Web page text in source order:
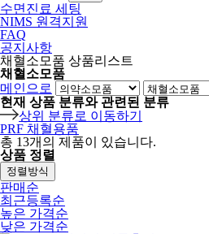
수면진료 세팅
NIMS 원격지원
FAQ
공지사항
채혈소모품 상품리스트
채혈소모품
메인으로
현재 상품 분류와 관련된 분류
상위 분류로 이동하기
PRF 채혈용품
총 13개의 제품이 있습니다.
상품 정렬
정렬방식
판매순
최근등록순
높은 가격순
낮은 가격순